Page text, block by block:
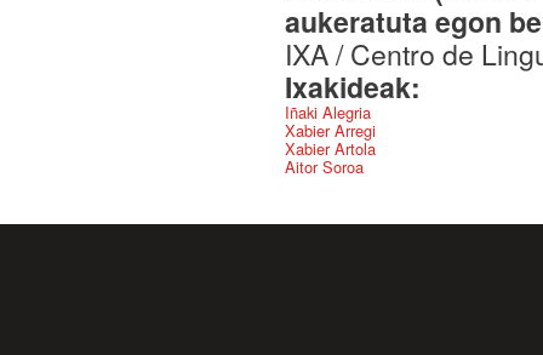
aukeratuta egon
IXA / Centro de
Ixakideak:
Iñaki Alegria
Xabier Arregi
Xabier Artola
Aitor Soroa